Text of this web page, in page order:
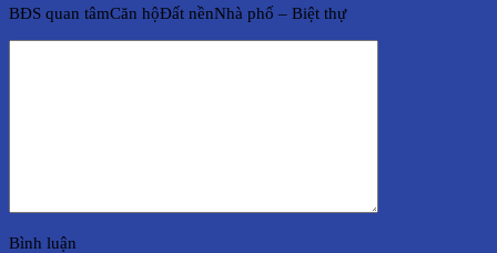
BĐS quan tâmCăn hộĐất nềnNhà phố – Biệt thự
Bình luận